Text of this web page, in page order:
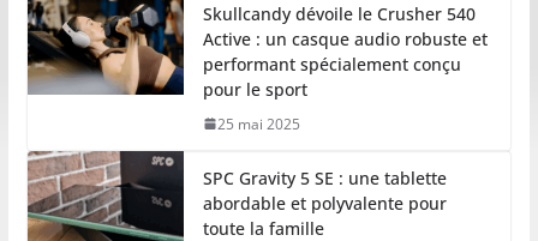
Skullcandy dévoile le Crusher 540
Active : un casque audio robuste et
performant spécialement conçu
pour le sport
25 mai 2025
SPC Gravity 5 SE : une tablette
abordable et polyvalente pour
toute la famille